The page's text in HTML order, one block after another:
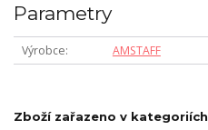
Parametry
Výrobce AMSTAFF
Zboží zařazeno v kategoriích